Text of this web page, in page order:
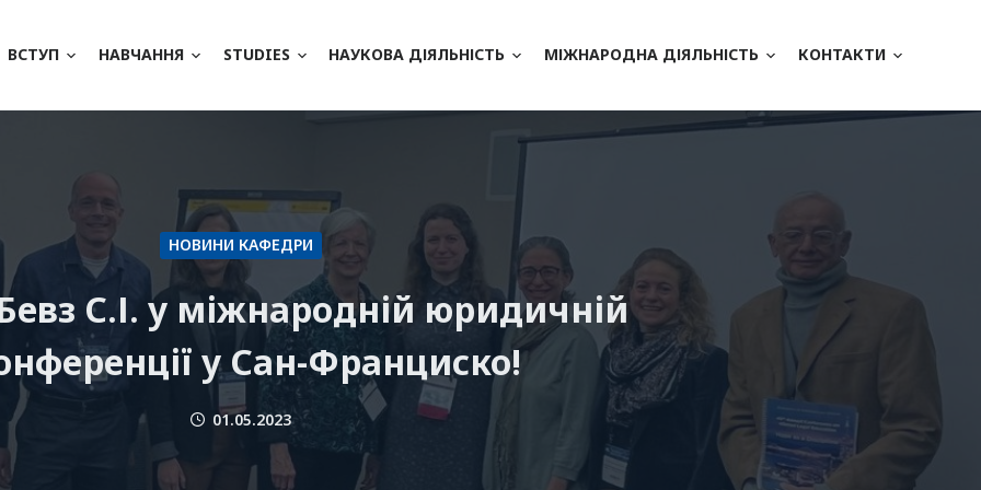
ВСТУП НАВЧАННЯ STUDIES НАУКОВА ДІЯЛЬНІСТЬ МІЖНАРОДНА ДІЯЛЬНІСТЬ КОНТАКТИ
НОВИНИ КАФЕДРИ
С.І. у міжнародній юридичній
у Сан-Франциско!
01.05.2023